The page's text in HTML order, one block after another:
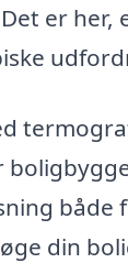
er her,
din